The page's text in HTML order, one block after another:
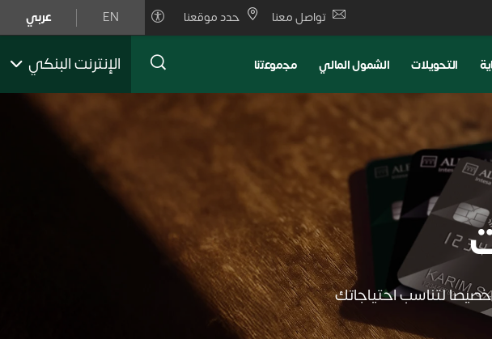
تواصل معنا حدد موقعنا EN عربي
التحويلات الشمول المالي ﻣﺟﻣوﻋﺗﻧﺎ الإنترنت البنكي
لتناسب احتياجاتك